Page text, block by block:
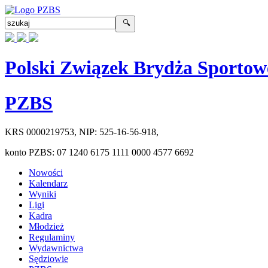
Polski Związek Brydża
PZBS
KRS 0000219753, NIP: 525-16-56-918,
konto PZBS: 07 1240 6175 1111 0000 4577 6692
Nowości
Kalendarz
Wyniki
Ligi
Kadra
Młodzież
Regulaminy
Wydawnictwa
Sędziowie